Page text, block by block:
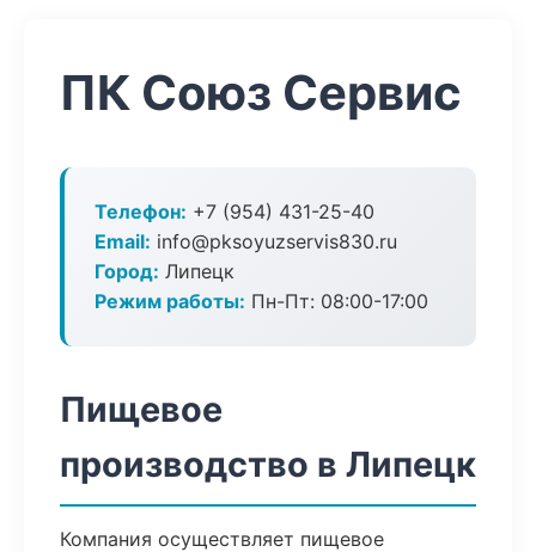
ПК Союз Сервис
Телефон: +7 (954) 431-25-40
Email: info@pksoyuzservis830.ru
Город: Липецк
Режим работы: Пн-Пт: 08:00-17:00
Пищевое
производство в Липецк
Компания осуществляет пищевое